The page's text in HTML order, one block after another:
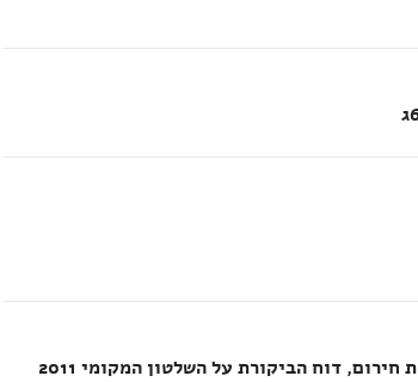
דוח הביקורת על השלטון המקומי 2011